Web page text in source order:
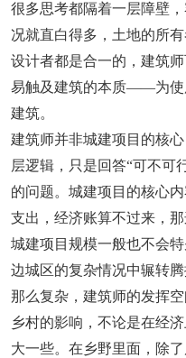
很多思考都隔着一层障壁
况就直白得多，土地的所
设计者都是合一的，建筑
易触及建筑的本质——为
建筑。
建筑师并非城建项目的核
层逻辑，只是回答“可不可
的问题。城建项目的核心
支出，经济账算不过来，
城建项目规模一般也不会
边城区的复杂情况中辗转
那么复杂，建筑师的发挥
乡村的影响，不论是在经
大一些。 在乡野里面，除